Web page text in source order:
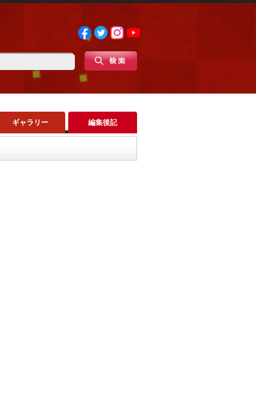
ギャラリー 編集後記